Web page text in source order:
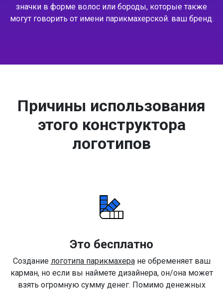
значки в форме волос или бороды, которые также
могут говорить от имени парикмахерской. ваш бренд.
Причины использования
этого конструктора
логотипов
Это бесплатно
Создание логотипа парикмахеране обременяет ваш
карман, но если вы наймете дизайнера, он/она может
взять огромную сумму денег. Помимо денежных